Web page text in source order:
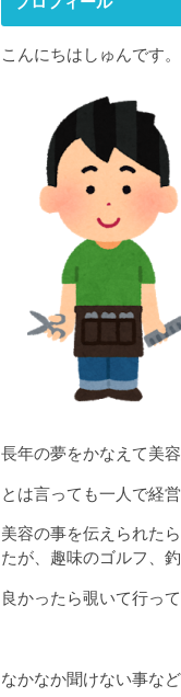
こんにちはしゅんです。
長年の夢をかなえて美
とは言っても一人で経営
美容の事を伝えられた
たが、趣味のゴルフ、
良かったら覗いて行って
なかなか聞けない事な